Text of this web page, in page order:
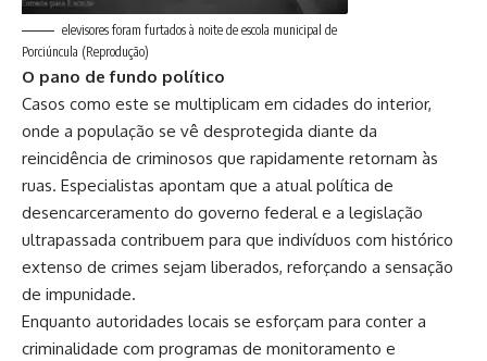
elevisores foram furtados à noite de escola municipal de
Porciúncula (Reprodução)
O pano de fundo político
Casos como este se multiplicam em cidades do interior,
onde a população se vê desprotegida diante da
reincidência de criminosos que rapidamente retornam às
ruas. Especialistas apontam que a atual política de
desencarceramento do governo federal e a legislação
ultrapassada contribuem para que indivíduos com histórico
extenso de crimes sejam liberados, reforçando a sensação
de impunidade.
Enquanto autoridades locais se esforçam para conter a
criminalidade com programas de monitoramento e